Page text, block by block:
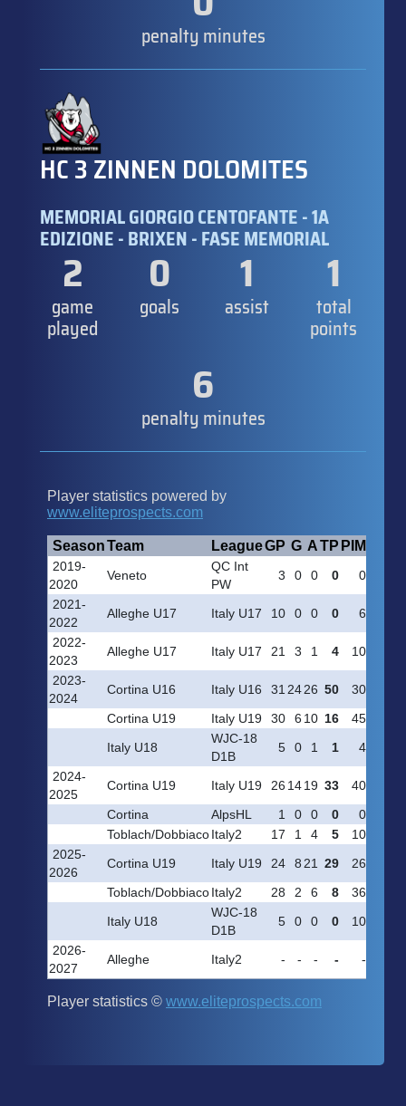
penalty minutes
HC 3 ZINNEN DOLOMITES
MEMORIAL GIORGIO CENTOFANTE - 1A
EDIZIONE - BRIXEN - FASE MEMORIAL
2
game
played
0
goals
1
assist
1
total
points
6
penalty minutes